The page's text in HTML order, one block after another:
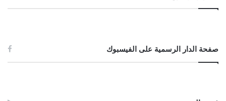
صفحة الدار الرسمية على الفيسبوك